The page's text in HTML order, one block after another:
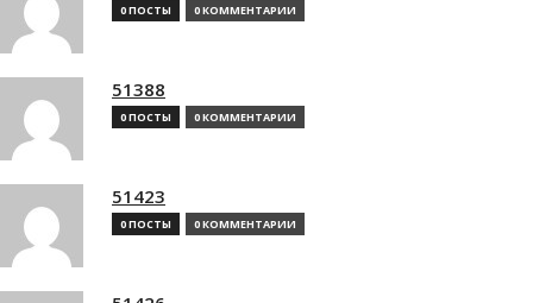
0 ПОСТЫ 0 КОММЕНТАРИИ
51388
0 ПОСТЫ 0 КОММЕНТАРИИ
51423
0 ПОСТЫ 0 КОММЕНТАРИИ